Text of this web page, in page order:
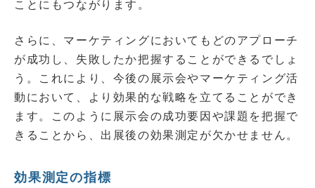
ことにもつながります。
さらに、マーケティングにおいてもどのアプローチ
が成功し、失敗したか把握することができるでしょ
う。これにより、今後の展示会やマーケティング活
動において、より効果的な戦略を立てることができ
ます。このように展示会の成功要因や課題を把握で
きることから、出展後の効果測定が欠かせません。
効果測定の指標